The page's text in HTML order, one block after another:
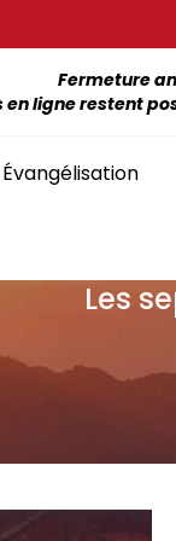
Fermeture
en ligne restent
Évangélisation
NT, Bibles
Prix)
et brochures
Le
ÉTUDE
Séries
Les